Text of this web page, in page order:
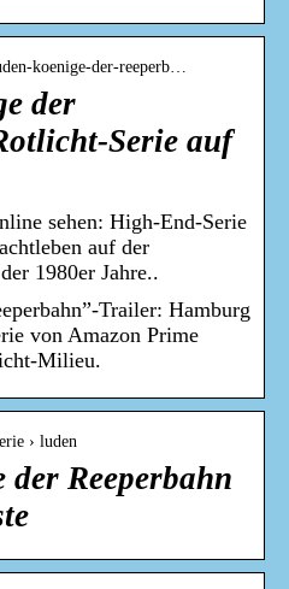
koenige-der-reeperb…
der
Serie auf
sehen: High-End-Serie
auf der
1980er Jahre..
Trailer: Hamburg
von Amazon Prime
Milieu.
› luden
Reeperbahn